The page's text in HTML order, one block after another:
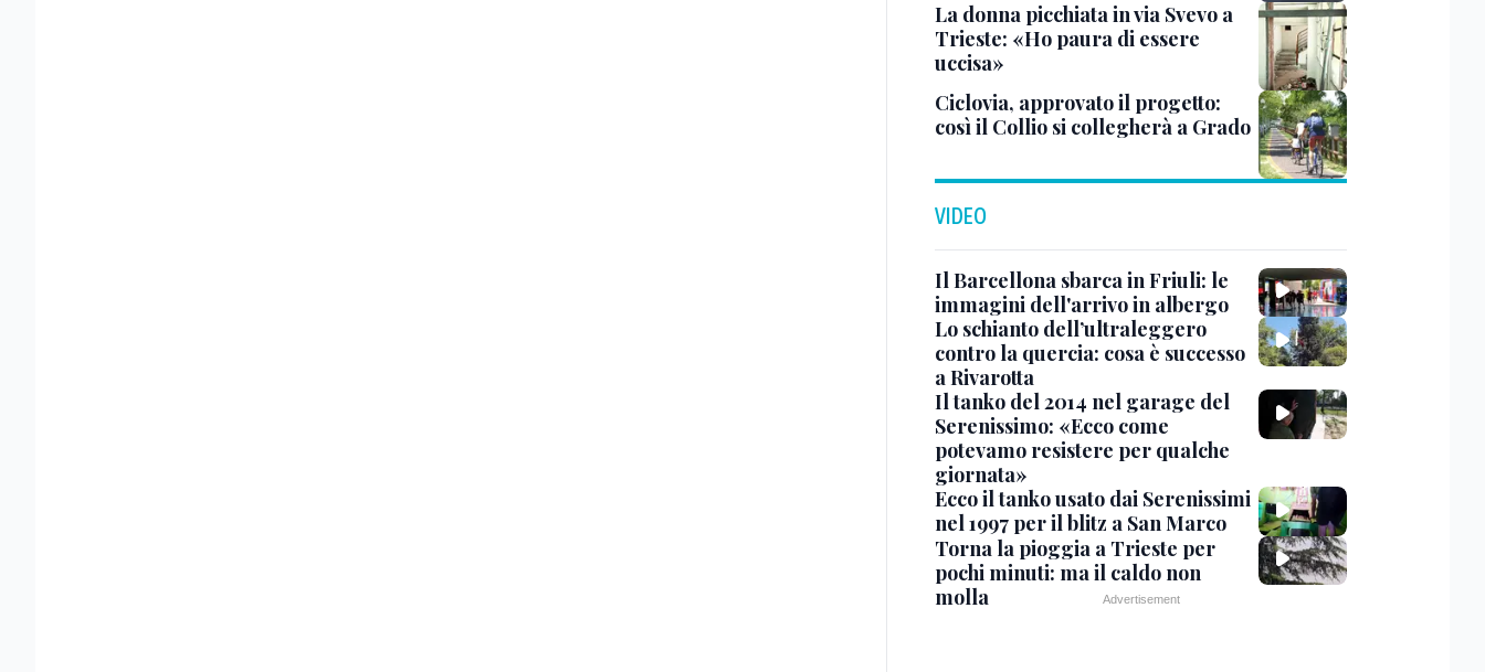
La donna picchiata in via Svevo a
Trieste: «Ho paura di essere
uccisa»
Ciclovia, approvato il progetto:
così il Collio si collegherà a Grado
VIDEO
Il Barcellona sbarca in Friuli: le
immagini dell'arrivo in albergo
Lo schianto dell’ultraleggero
contro la quercia: cosa è successo
a Rivarotta
Il tanko del 2014 nel garage del
Serenissimo: «Ecco come
potevamo resistere per qualche
giornata»
Ecco il tanko usato dai Serenissimi
nel 1997 per il blitz a San Marco
Torna la pioggia a Trieste per
pochi minuti: ma il caldo non
molla